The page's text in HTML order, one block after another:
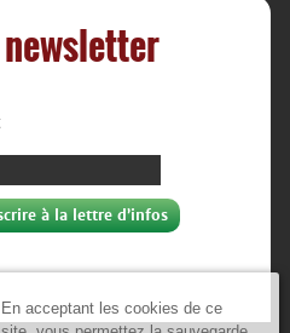
En acceptant les cookies de ce